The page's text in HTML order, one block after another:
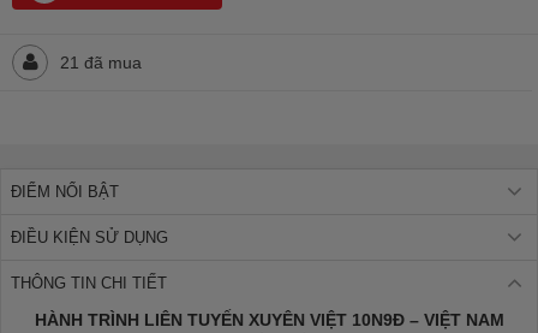
21 đã mua
ĐIỂM NỔI BẬT
ĐIỀU KIỆN SỬ DỤNG
THÔNG TIN CHI TIẾT
HÀNH TRÌNH LIÊN TUYẾN XUYÊN VIỆT 10N9Đ – VIỆT NAM